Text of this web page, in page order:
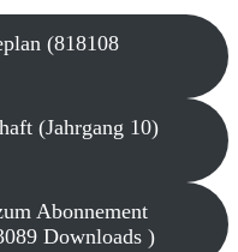
(818108
(Jahrgang 10)
Abonnement
Downloads )